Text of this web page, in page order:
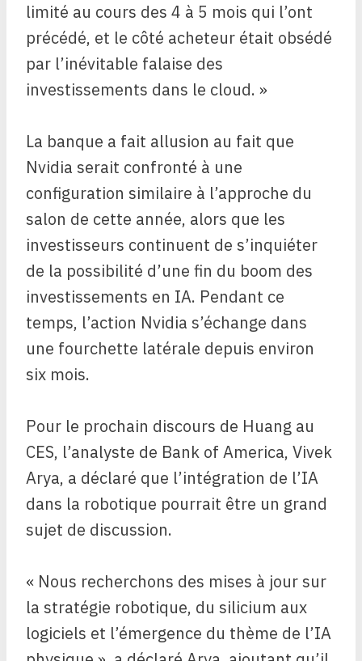
limité au cours des 4 à 5 mois qui l’ont
précédé, et le côté acheteur était obsédé
par l’inévitable falaise des
investissements dans le cloud. »
La banque a fait allusion au fait que
Nvidia serait confronté à une
configuration similaire à l’approche du
salon de cette année, alors que les
investisseurs continuent de s’inquiéter
de la possibilité d’une fin du boom des
investissements en IA. Pendant ce
temps, l’action Nvidia s’échange dans
une fourchette latérale depuis environ
six mois.
Pour le prochain discours de Huang au
CES, l’analyste de Bank of America, Vivek
Arya, a déclaré que l’intégration de l’IA
dans la robotique pourrait être un grand
sujet de discussion.
« Nous recherchons des mises à jour sur
la stratégie robotique, du silicium aux
logiciels et l’émergence du thème de l’IA